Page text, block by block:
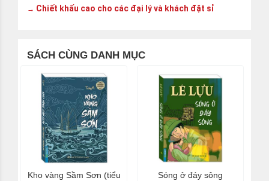
→ Chiết khấu cao cho các đại lý và khách đặt sỉ
SÁCH CÙNG DANH MỤC
Kho vàng Sầm Sơn (tiểu
Sóng ở đáy sông